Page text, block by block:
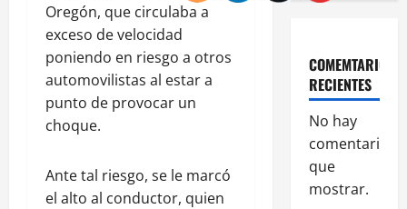
Oregón, que circulaba a
exceso de velocidad
poniendo en riesgo a otros
automovilistas al estar a
punto de provocar un
choque.
Ante tal riesgo, se le marcó
el alto al conductor, quien
COMEMTARIOS
RECIENTES
No hay
comentarios
que
mostrar.